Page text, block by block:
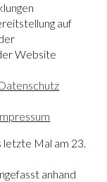
auf
Website
letzte Mal am 23.
anhand